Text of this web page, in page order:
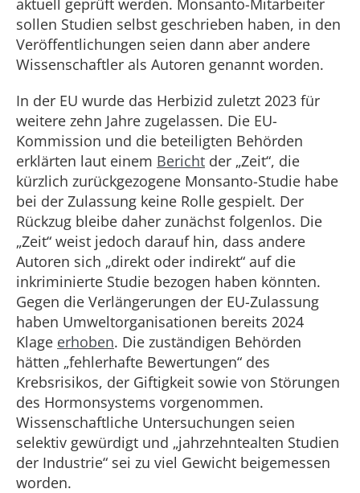
aktuell geprüft werden. Monsanto-Mitarbeiter
sollen Studien selbst geschrieben haben, in den
Veröffentlichungen seien dann aber andere
Wissenschaftler als Autoren genannt worden.
In der EU wurde das Herbizid zuletzt 2023 für
weitere zehn Jahre zugelassen. Die EU-
Kommission und die beteiligten Behörden
erklärten laut einem Bericht der „Zeit“, die
kürzlich zurückgezogene Monsanto-Studie habe
bei der Zulassung keine Rolle gespielt. Der
Rückzug bleibe daher zunächst folgenlos. Die
„Zeit“ weist jedoch darauf hin, dass andere
Autoren sich „direkt oder indirekt“ auf die
inkriminierte Studie bezogen haben könnten.
Gegen die Verlängerungen der EU-Zulassung
haben Umweltorganisationen bereits 2024
Klage erhoben. Die zuständigen Behörden
hätten „fehlerhafte Bewertungen“ des
Krebsrisikos, der Giftigkeit sowie von Störungen
des Hormonsystems vorgenommen.
Wissenschaftliche Untersuchungen seien
selektiv gewürdigt und „jahrzehntealten Studien
der Industrie“ sei zu viel Gewicht beigemessen
worden.